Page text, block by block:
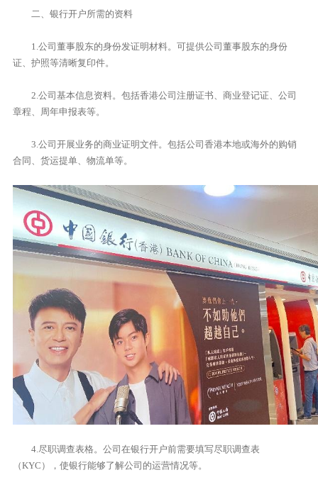
二、银行开户所需的资料
1.公司董事股东的身份发证明材料。可提供公司董事股东的身份
证、护照等清晰复印件。
2.公司基本信息资料。包括香港公司注册证书、商业登记证、公司
章程、周年申报表等。
3.公司开展业务的商业证明文件。包括公司香港本地或海外的购销
合同、货运提单、物流单等。
4.尽职调查表格。公司在银行开户前需要填写尽职调查表
（KYC），使银行能够了解公司的运营情况等。